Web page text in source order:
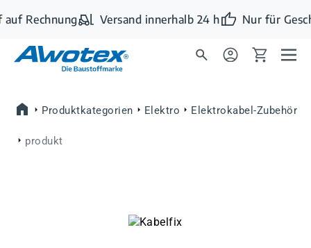
Zum Hauptinhalt springen
Rechnung Versand innerhalb 24 h Nur für
Produktkategorien Elektro Elektrokabel-Zubehör
produkt
Bildergalerie überspringen